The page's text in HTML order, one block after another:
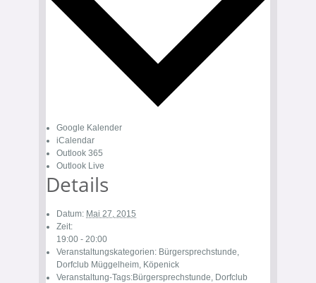
Google Kalender
iCalendar
Outlook 365
Outlook Live
Details
Datum: Mai 27, 2015
Zeit:
19:00 - 20:00
Veranstaltungskategorien: Bürgersprechstunde
Dorfclub Müggelheim Köpenick
Veranstaltung-Tags:Bürgersprechstunde Dorfclub